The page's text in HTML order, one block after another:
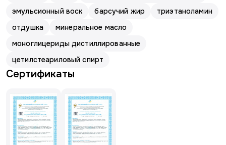
эмульсионный воск
барсучий жир
триэтаноламин
отдушка
минеральное масло
моноглицериды дистиллированные
цетилстеариловый спирт
Сертификаты